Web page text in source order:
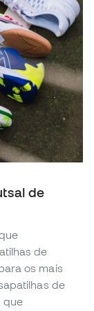
de
de
os mais
de
que